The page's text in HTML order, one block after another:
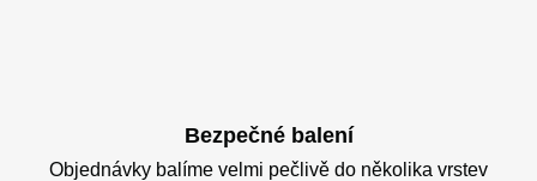
Bezpečné balení
Objednávky balíme velmi pečlivě do několika vrstev